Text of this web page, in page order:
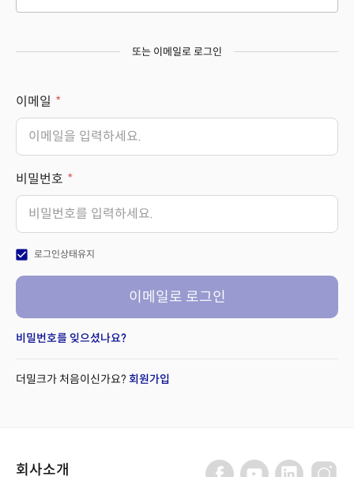
또는 이메일로 로그인
이메일
비밀번호
check_box 로그인상태유지
이메일로 로그인
비밀번호를 잊으셨나요?
더밀크가 처음이신가요? 회원가입
회사소개